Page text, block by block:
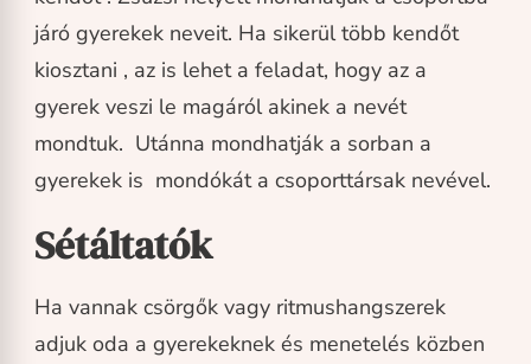
járó gyerekek neveit. Ha sikerül több kendőt
kiosztani , az is lehet a feladat, hogy az a
gyerek veszi le magáról akinek a nevét
mondtuk. Utánna mondhatják a sorban a
gyerekek is mondókát a csoporttársak nevével.
Sétáltatók
Ha vannak csörgők vagy ritmushangszerek
adjuk oda a gyerekeknek és menetelés közben